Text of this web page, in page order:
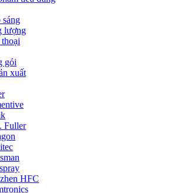
sáng
lượng
gói
xuất
Fuller
HFC